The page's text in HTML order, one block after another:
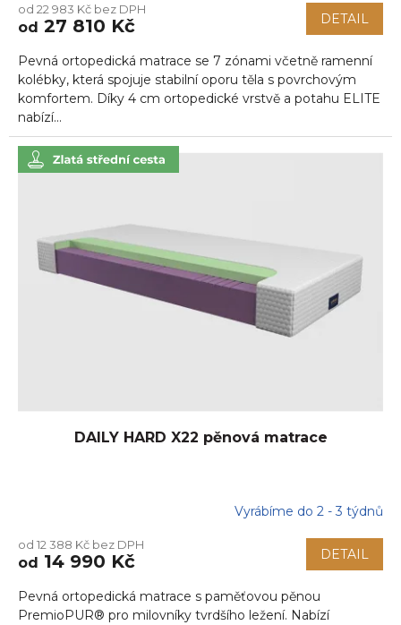
od 22 983 Kč bez DPH
od 27 810 Kč DETAIL
Pevná ortopedická matrace se 7 zónami včetně ramenní
kolébky, která spojuje stabilní oporu těla s povrchovým
komfortem. Díky 4 cm ortopedické vrstvě a potahu ELITE
nabízí...
DAILY HARD X22 pěnová matrace
produktu
je
z
5
Vyrábíme do 2 - 3 týdnů
od 12 388 Kč bez DPH
od 14 990 Kč DETAIL
Pevná ortopedická matrace s paměťovou pěnou
PremioPUR® pro milovníky tvrdšího ležení. Nabízí